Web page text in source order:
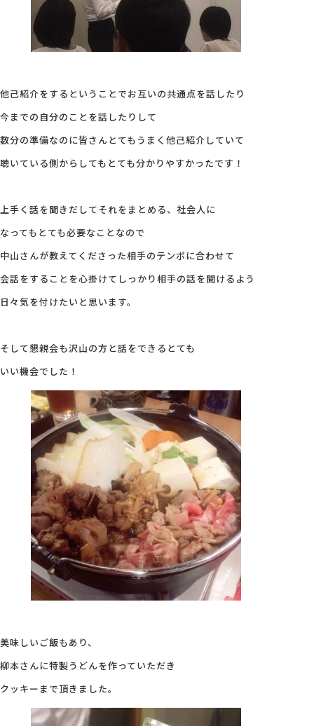
他己紹介をするということでお互いの共通点を話したり
今までの自分のことを話したりして
数分の準備なのに皆さんとてもうまく他己紹介していて
聴いている側からしてもとても分かりやすかったです！
上手く話を聞きだしてそれをまとめる、社会人に
なってもとても必要なことなので
中山さんが教えてくださった相手のテンポに合わせて
会話をすることを心掛けてしっかり相手の話を聞けるよう
日々気を付けたいと思います。
そして懇親会も沢山の方と話をできるとても
いい機会でした！
美味しいご飯もあり、
柳本さんに特製うどんを作っていただき
クッキーまで頂きました。